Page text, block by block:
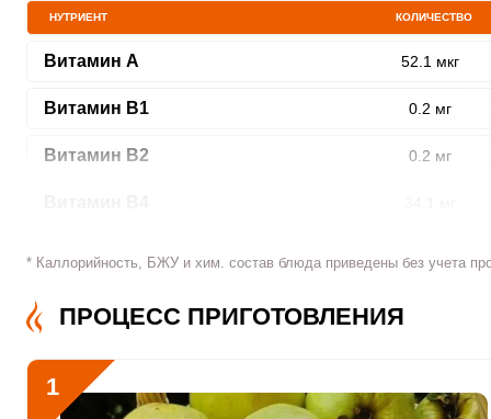
НУТРИЕНТ КОЛИЧЕСТВО
Витамин A 52.1 мкг
Витамин В1 0.2 мг
Витамин В2 0.2 мг
Витамин В12 0
* Каллорийность, БЖУ и хим. состав блюда приведены без учета
ПРОЦЕСС ПРИГОТОВЛЕНИЯ
1